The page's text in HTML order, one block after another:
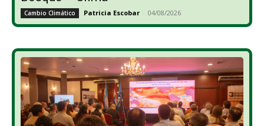
Cambio Climático Patricia Escobar - 04/08/2026